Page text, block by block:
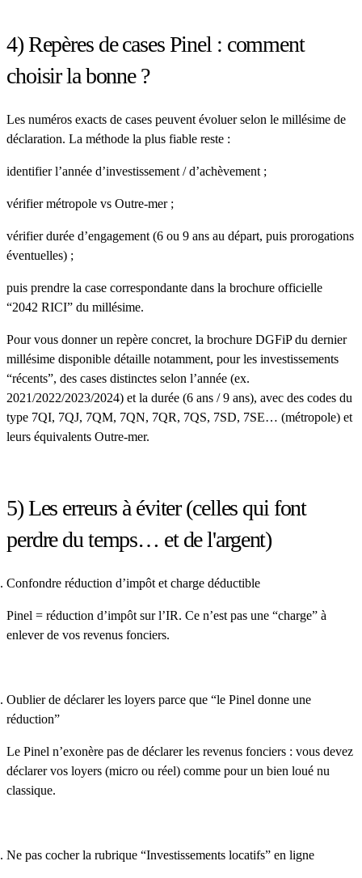
4) Repères de cases Pinel : comment
choisir la bonne ?
Les numéros exacts de cases peuvent évoluer selon le millésime de
déclaration. La méthode la plus fiable reste :
identifierl’année d’investissement / d’achèvement ;
vérifiermétropole vs Outre-mer;
vérifierdurée d’engagement (6 ou 9 ans au départ, puis prorogations
éventuelles) ;
puis prendre la case correspondante dans la brochure officielle
“2042 RICI” du millésime.
Pour vous donner un repère concret, la brochure DGFiP du dernier
millésime disponible détaille notamment, pour les investissements
“récents”, des cases distinctes selon l’année (ex.
2021/2022/2023/2024) et la durée (6 ans / 9 ans), avec des codes du
type 7QI, 7QJ, 7QM, 7QN, 7QR, 7QS, 7SD, 7SE… (métropole) et
leurs équivalents Outre-mer.
5) Les erreurs à éviter (celles qui font
perdre du temps… et de l'argent)
Confondre réduction d’impôt et charge déductible
Pinel = réduction d’impôt sur l’IR. Ce n’est pas une “charge” à
enlever de vos revenus fonciers.
Oublier de déclarer les loyers parce que “le Pinel donne une
réduction”
Le Pinel n’exonère pas de déclarer les revenus fonciers : vous devez
déclarer vos loyers (micro ou réel) comme pour un bien loué nu
classique.
Ne pas cocher la rubrique “Investissements locatifs” en ligne